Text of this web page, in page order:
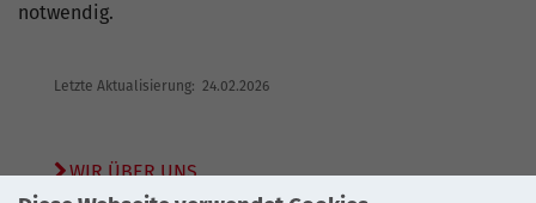
notwendig.
Letzte Aktualisierung: 24.02.2026
WIR ÜBER UNS